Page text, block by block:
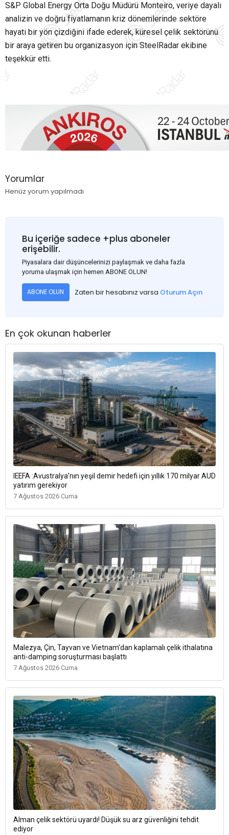
S&P Global Energy Orta Doğu Müdürü Monteiro, veriye dayalı
analizin ve doğru fiyatlamanın kriz dönemlerinde sektöre
hayati bir yön çizdiğini ifade ederek, küresel çelik sektörünü
bir araya getiren bu organizasyon için SteelRadar ekibine
teşekkür etti.
Yorumlar
Henüz yorum yapılmadı
Bu içeriğe sadece +plus aboneler
erişebilir.
Piyasalara dair düşüncelerinizi paylaşmak ve daha fazla
yoruma ulaşmak için hemen ABONE OLUN!
ABONE OLUN Zaten bir hesabınız varsa Oturum Açın
En çok okunan haberler
IEEFA :Avustralya’nın yeşil demir hedefi için yıllık 170 milyar AUD
yatırım gerekiyor
7 Ağustos 2026 Cuma
Malezya, Çin, Tayvan ve Vietnam’dan kaplamalı çelik ithalatına
anti-damping soruşturması başlattı
7 Ağustos 2026 Cuma
Alman çelik sektörü uyardı! Düşük su arz güvenliğini tehdit
ediyor